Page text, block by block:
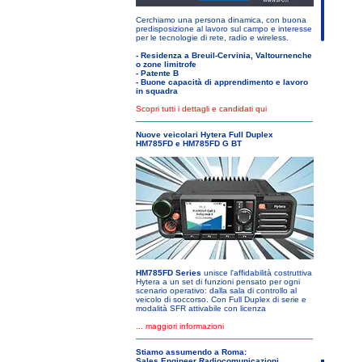
Cerchiamo una persona dinamica, con buona
predisposizione al lavoro sul campo e interesse
per le tecnologie di rete, radio e wireless.
- Residenza a Breuil-Cervinia, Valtournenche
o zone limitrofe
- Patente B
- Buone capacità di apprendimento e lavoro
in squadra
Scopri tutti i dettagli e candidati qui
Nuove veicolari Hytera Full Duplex
HM785FD e HM785FD G BT
HM785FD Series unisce l'affidabilità costruttiva
Hytera a un set di funzioni pensato per ogni
scenario operativo: dalla sala di controllo al
veicolo di soccorso. Con Full Duplex di serie e
modalità SFR attivabile con licenza
... maggiori informazioni
Stiamo assumendo a Roma: